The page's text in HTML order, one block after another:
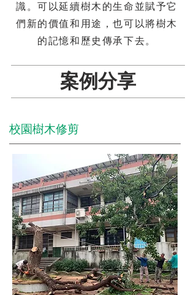
識。可以延續樹木的生命並賦予它
們新的價值和用途，也可以將樹木
的記憶和歷史傳承下去。
​案例分享
​校園樹木修剪